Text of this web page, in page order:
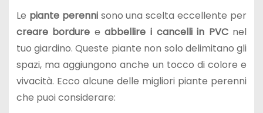
Le piante perennisono una scelta eccellente per
creare bordure eabbellire i cancelli in PVCnel
tuo giardino. Queste piante non solo delimitano gli
spazi, ma aggiungono anche un tocco di colore e
vivacità. Ecco alcune delle migliori piante perenni
che puoi considerare: